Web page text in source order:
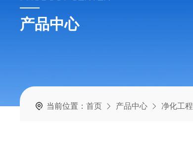
产品中心
当前位置：首页 产品中心 净化工程